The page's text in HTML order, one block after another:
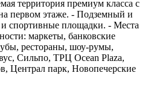
территория премиум класса с
первом этаже. - Подземный и
и спортивные площадки. - Места
маркеты, банковские
рестораны, шоу-румы,
Сильпо, ТРЦ Ocean Plaza,
Централ парк, Новопечерские